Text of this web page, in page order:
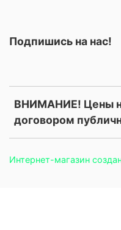
ВНИМАНИЕ! Цены
договором
Подпишись на нас!
Интернет-магазин